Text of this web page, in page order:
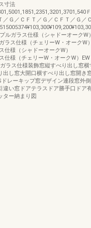
寸法
／Ｇ／ＣＦＴ／Ｇ／ＣＦＴ／Ｇ／Ｃ
ルガラス仕様（シャドーオークW）
ス仕様（チェリーW・オークW）
様（シャドーオークW）
様（チェリーW・オークW）EW
ラス仕様装飾窓縦すべり出し窓横
出し窓大開口横すべり出し窓開き
レーキップ窓デザイン連段窓外
違い窓ドアテラスドア勝手口ドア
ター納まり図